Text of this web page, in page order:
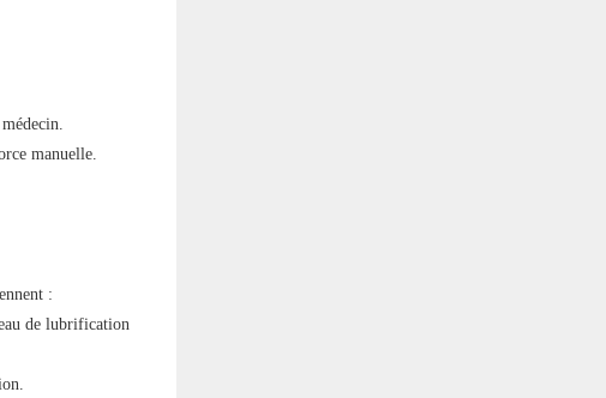
manuelle.
:
de lubrification